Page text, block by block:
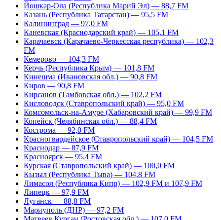
Йошкар-Ола (Республика Марий Эл) — 88,7 FM
Казань (Республика Татарстан) — 95,5 FM
Калининград — 97,0 FM
Каневская (Краснодарский край) — 105,1 FM
Карачаевск (Карачаево-Черкесская республика) — 102,3
FM
Кемерово — 104,3 FM
Керчь (Республика Крым) — 101,8 FM
Кинешма (Ивановская обл.) — 90,8 FM
Киров — 90,8 FM
Кирсанов (Тамбовская обл.) — 102,2 FM
Кисловодск (Ставропольский край) — 95,0 FM
Комсомольск-на-Амуре (Хабаровский край) — 99,9 FM
Копейск (Челябинская обл.) — 88,4 FM
Кострома — 92,0 FM
Красногвардейское (Ставропольский край) — 104,5 FM
Краснодар — 87,9 FM
Красноярск — 95,4 FM
Курская (Ставропольский край) — 100,0 FM
Кызыл (Республика Тыва) — 104,8 FM
Лимасол (Республика Кипр) — 102,9 FM и 107,9 FM
Липецк — 97,9 FM
Луганск — 88,8 FM
Мариуполь (ДНР) — 97,2 FM